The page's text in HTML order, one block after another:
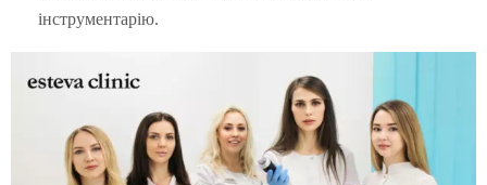
інструментарію.